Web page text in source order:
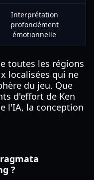
Interprétation
profondément
émotionnelle
toutes les régions
localisées qui ne
du jeu. Que
d'effort de Ken
l'IA, la conception
?